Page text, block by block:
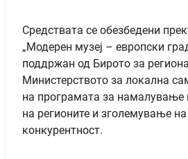
Средствата се обезбедени
„Модерен музеј – европски
поддржан од Бирото за
Министерството за локална
на програмата за намалување
на регионите и зголемување
конкурентност.